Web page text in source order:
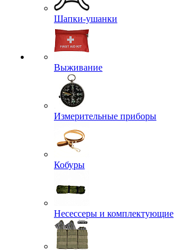
Шапки-ушанки
Выживание
Измерительные приборы
Кобуры
Несессеры и комплектующие